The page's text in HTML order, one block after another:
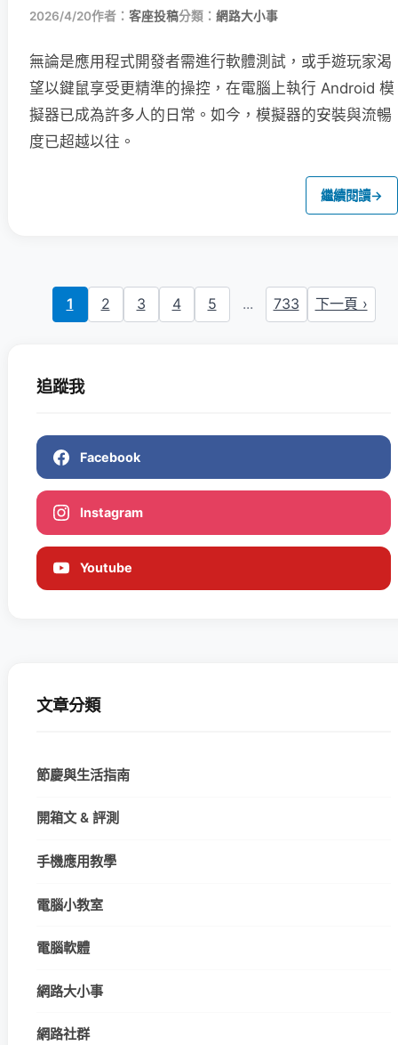
2026/4/20作者： 客座投稿分類： 網路大小事
無論是應用程式開發者需進行軟體測試，或手遊玩家渴
望以鍵鼠享受更精準的操控，在電腦上執行 Android 模
擬器已成為許多人的日常。如今，模擬器的安裝與流暢
度已超越以往。
繼續閱讀→
1 2 3 4 5 ... 733 下一頁 ›
追蹤我
Facebook
Instagram
Youtube
文章分類
節慶與生活指南
開箱文 & 評測
手機應用教學
電腦小教室
電腦軟體
網路大小事
網路社群